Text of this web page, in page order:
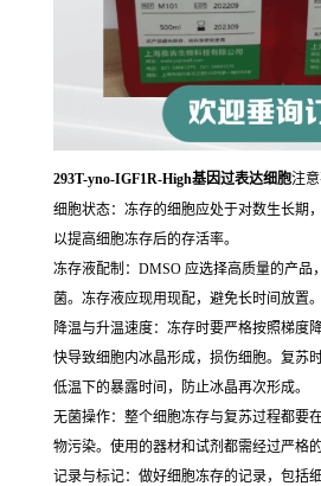
293T-yno-IGF1R-High基因过表达细胞注
细胞状态：冻存的细胞应处于对数生长期
以提高细胞冻存后的存活率。
冻存液配制：DMSO 应选择高质量的产品
菌。冻存液应现用现配，避免长时间放置。
降温与升温速度：冻存时要严格按照梯度
快导致细胞内冰晶形成，损伤细胞。复苏
低温下的暴露时间，防止冰晶再次形成。
无菌操作：整个细胞冻存与复苏过程都要
物污染。使用的器材和试剂都需经过严格的
记录与标记：做好细胞冻存的记录，包括